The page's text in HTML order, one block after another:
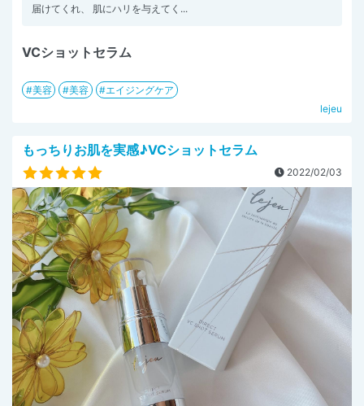
届けてくれ、 肌にハリを与えてく...
VCショットセラム
美容 美容
エイジングケア
lejeu
もっちりお肌を実感♪VCショットセラム
2022/02/03